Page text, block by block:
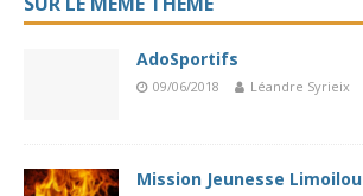
AdoSportifs
09/06/2018 Léandre Syrieix
Mission Jeunesse Limoilou